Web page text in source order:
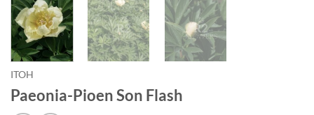
ITOH
Paeonia-Pioen Son Flash